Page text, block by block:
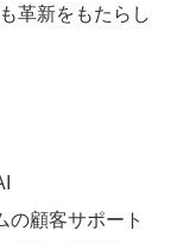
革新をもたらし
の顧客サポート